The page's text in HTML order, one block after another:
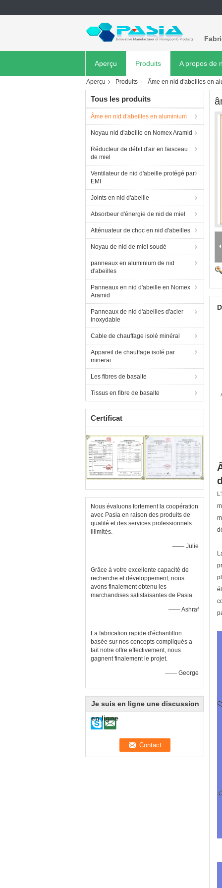
Aperçu Produits A propos de
Aperçu Produits Âme en nid d'abeilles en
Tous les produits
Âme en nid d'abeilles en aluminium
Noyau nid d'abeille en Nomex Aramid
Réducteur de débit d'air en faisceau
de miel
Ventilateur de nid d'abeille protégé par
EMI
Joints en nid d'abeille
Absorbeur d'énergie de nid de miel
Atténuateur de choc en nid d'abeilles
Noyau de nid de miel soudé
panneaux en aluminium de nid
d'abeilles
Panneaux en nid d'abeille en Nomex
Aramid
Panneaux de nid d'abeilles d'acier
inoxydable
Cable de chauffage isolé minéral
Appareil de chauffage isolé par
minerai
Les fibres de basalte
Tissus en fibre de basalte
Certificat
Nous évaluons fortement la coopération
avec Pasia en raison des produits de
qualité et des services professionnels
illimités.
—— Julie
Grâce à votre excellente capacité de
recherche et développement, nous
avons finalement obtenu les
marchandises satisfaisantes de Pasia.
—— Ashraf
La fabrication rapide d'échantillon
basée sur nos concepts compliqués a
fait notre offre effectivement, nous
gagnent finalement le projet.
—— George
Je suis en ligne une discussion
en ligne